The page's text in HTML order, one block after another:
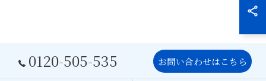
0120-505-535 お問い合わせはこちら